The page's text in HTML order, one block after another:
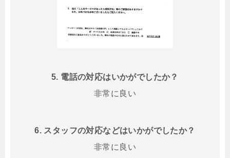
5. 電話の対応はいかがでしたか？
非常に良い
6. スタッフの対応などはいかがでしたか？
非常に良い